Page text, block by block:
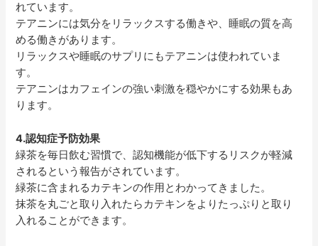
れています。
テアニンには気分をリラックスする働きや、睡眠の質を高
める働きがあります。
リラックスや睡眠のサプリにもテアニンは使われていま
す。
テアニンはカフェインの強い刺激を穏やかにする効果もあ
ります。
4.認知症予防効果
緑茶を毎日飲む習慣で、認知機能が低下するリスクが軽減
されるという報告がされています。
緑茶に含まれるカテキンの作用とわかってきました。
抹茶を丸ごと取り入れたらカテキンをよりたっぷりと取り
入れることができます。